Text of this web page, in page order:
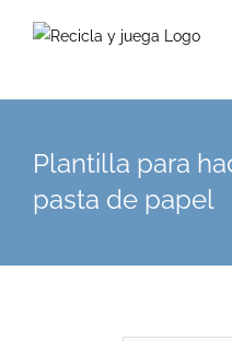
Plantilla para
pasta de papel